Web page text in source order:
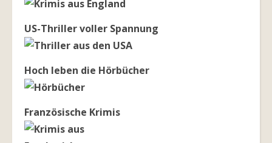
US-Thriller voller Spannung
Hoch leben die Hörbücher
Französische Krimis